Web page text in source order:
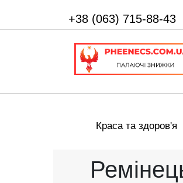
+38 (063) 715-88-43
Краса та здоров'я